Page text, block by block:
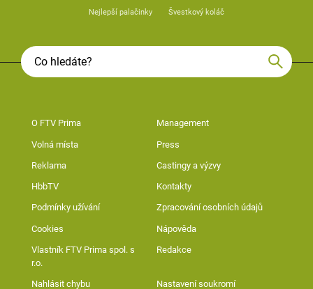
Nejlepší palačinky Švestkový koláč
O FTV Prima Management
Volná místa Press
Reklama Castingy a výzvy
HbbTV Kontakty
Podmínky užívání Zpracování osobních údajů
Cookies Nápověda
Vlastník FTV Prima spol. s
r.o.
Redakce
Nahlásit chybu Nastavení soukromí